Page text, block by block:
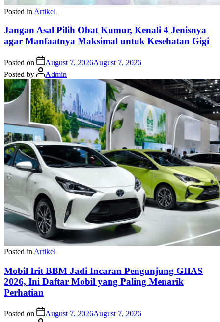
Posted in Artikel
Jangan Asal Pilih Obat Kumur, Kenali 4 Jenisnya
agar Manfaatnya Maksimal untuk Kesehatan Gigi
Posted on August 7, 2026August 7, 2026
Posted by
Admin
Posted in Artikel
Mobil Irit BBM Jadi Incaran Pengunjung GIIAS
2026, Ini Daftar Mobil yang Paling Menarik
Perhatian
Posted on August 7, 2026August 7, 2026